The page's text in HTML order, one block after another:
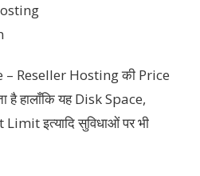
Reseller Hosting की Price
हालाँकि यह Disk Space,
इत्यादि सुविधाओं पर भी